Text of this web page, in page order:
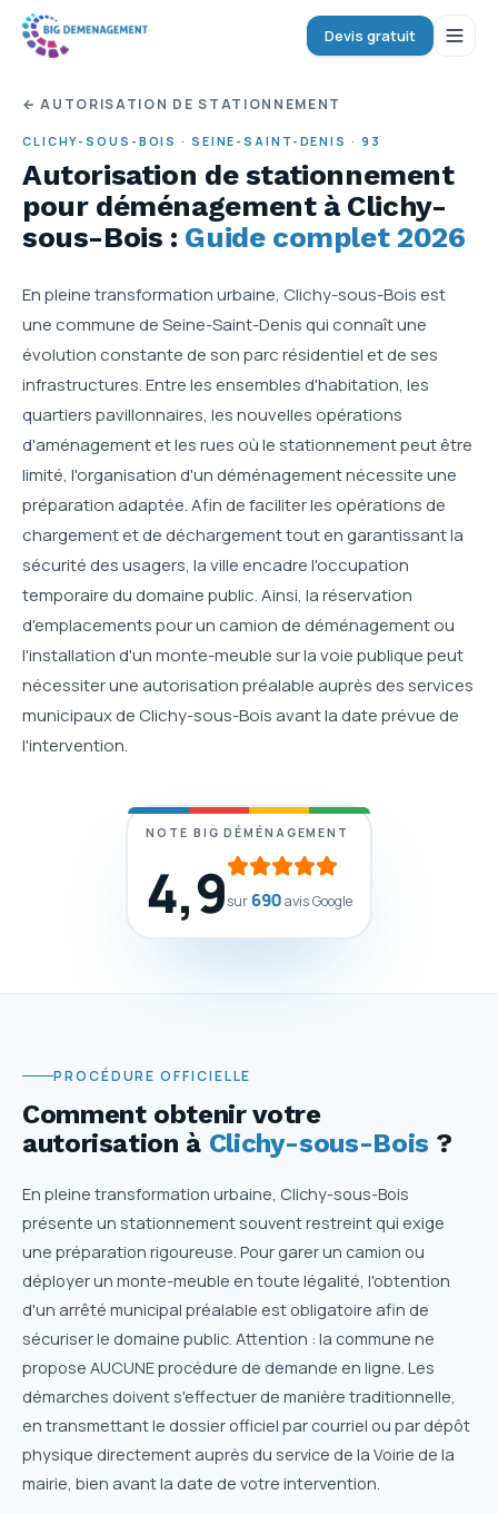
Devis gratuit
← AUTORISATION DE STATIONNEMENT
CLICHY-SOUS-BOIS · SEINE-SAINT-DENIS · 93
Autorisation de stationnement
pour déménagement à Clichy-
sous-Bois : Guide complet 2026
En pleine transformation urbaine, Clichy-sous-Bois est
une commune de Seine-Saint-Denis qui connaît une
évolution constante de son parc résidentiel et de ses
infrastructures. Entre les ensembles d'habitation, les
quartiers pavillonnaires, les nouvelles opérations
d'aménagement et les rues où le stationnement peut être
limité, l'organisation d'un déménagement nécessite une
préparation adaptée. Afin de faciliter les opérations de
chargement et de déchargement tout en garantissant la
sécurité des usagers, la ville encadre l'occupation
temporaire du domaine public. Ainsi, la réservation
d'emplacements pour un camion de déménagement ou
l'installation d'un monte-meuble sur la voie publique peut
nécessiter une autorisation préalable auprès des services
municipaux de Clichy-sous-Bois avant la date prévue de
l'intervention.
NOTE BIG DÉMÉNAGEMENT
4,9sur690avis Google
PROCÉDURE OFFICIELLE
Comment obtenir votre
autorisation à Clichy-sous-Bois ?
En pleine transformation urbaine, Clichy-sous-Bois
présente un stationnement souvent restreint qui exige
une préparation rigoureuse. Pour garer un camion ou
déployer un monte-meuble en toute légalité, l'obtention
d'un arrêté municipal préalable est obligatoire afin de
sécuriser le domaine public. Attention : la commune ne
propose AUCUNE procédure de demande en ligne. Les
démarches doivent s'effectuer de manière traditionnelle,
en transmettant le dossier officiel par courriel ou par dépôt
physique directement auprès du service de la Voirie de la
mairie, bien avant la date de votre intervention.